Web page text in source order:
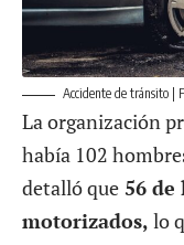
Accidente de tránsito |
La organización
había 102
detalló que 56 de
motorizados, lo